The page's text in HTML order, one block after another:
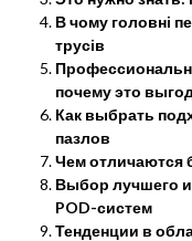
В чому головні
трусів
почему это
Как выбрать
пазлов
Чем отличаются
Выбор лучшего
POD-систем
Тенденции в